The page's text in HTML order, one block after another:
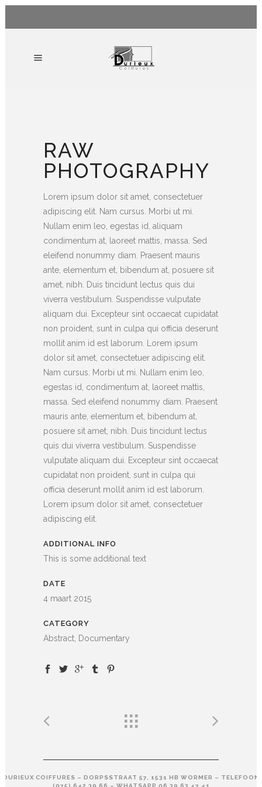
RAW
PHOTOGRAPHY
Lorem ipsum dolor sit amet, consectetuer
adipiscing elit. Nam cursus. Morbi ut mi.
Nullam enim leo, egestas id, aliquam
condimentum at, laoreet mattis, massa. Sed
eleifend nonummy diam. Praesent mauris
ante, elementum et, bibendum at, posuere sit
amet, nibh. Duis tincidunt lectus quis dui
viverra vestibulum. Suspendisse vulputate
aliquam dui. Excepteur sint occaecat cupidatat
non proident, sunt in culpa qui officia deserunt
mollit anim id est laborum. Lorem ipsum
dolor sit amet, consectetuer adipiscing elit.
Nam cursus. Morbi ut mi. Nullam enim leo,
egestas id, condimentum at, laoreet mattis,
massa. Sed eleifend nonummy diam. Praesent
mauris ante, elementum et, bibendum at,
posuere sit amet, nibh. Duis tincidunt lectus
quis dui viverra vestibulum. Suspendisse
vulputate aliquam dui. Excepteur sint occaecat
cupidatat non proident, sunt in culpa qui
officia deserunt mollit anim id est laborum.
Lorem ipsum dolor sit amet, consectetuer
adipiscing elit.
ADDITIONAL INFO
This is some additional text
DATE
4 maart 2015
CATEGORY
Abstract, Documentary
DURIEUX COIFFURES – DORPSSTRAAT 57, 1531 HB WORMER – TELEFOON
(075) 642 39 66 – WHATSAPP 06 39 63 47 41